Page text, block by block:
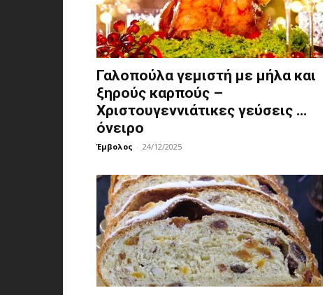
Γαλοπούλα γεμιστή με μήλα και
ξηρούς καρπούς –
Χριστουγεννιάτικες γεύσεις …
όνειρο
Έμβολος - 24/12/2025